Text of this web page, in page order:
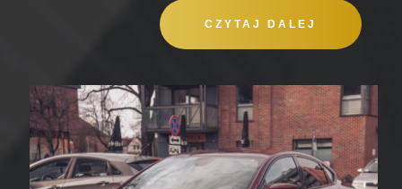
CZYTAJ DALEJ